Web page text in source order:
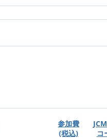
参加費
(税込)
コ